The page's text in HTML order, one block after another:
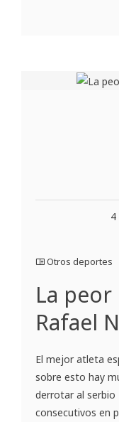
Otros deportes
La
Rafael
El mejor atleta
sobre esto hay
derrotar al serbio
consecutivos en